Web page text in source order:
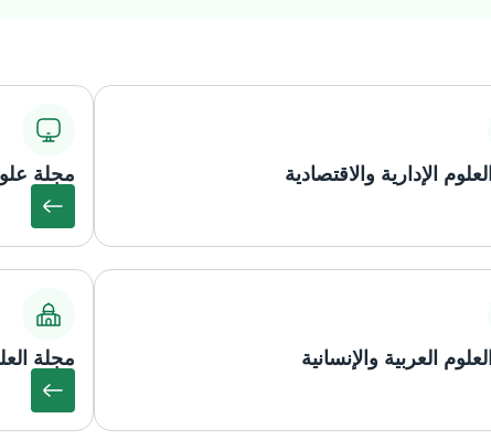
الإدارية والاقتصادية مجلة
العربية والإنسانية مجلة